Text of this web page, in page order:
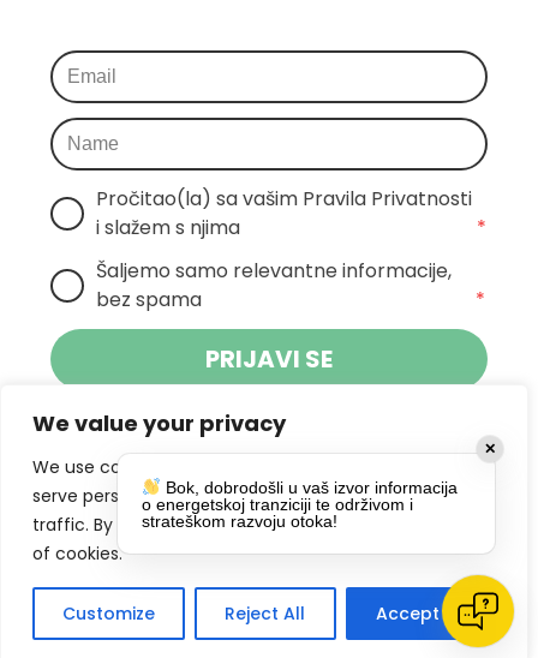
We value your privacy
We use cookies to enhance your browsing experience,
serve personalized ads or content, and analyze our
traffic. By clicking "Accept All", you consent to our use
of cookies.
Customize Reject All Accept All
Pročitao(la) sa vašim Pravila Privatnosti
i slažem s njima
*
Šaljemo samo relevantne informacije,
bez spama
*
PRIJAVI SE
Klikom na gumb dajete suglasnost za
primanje novosti Pokreta Otoka te se
slažete spolitikom privatnosti.
DRUŠTVENE MREŽE
✕
Bok, dobrodošli u vaš izvor informacija
o energetskoj tranziciji te održivom i
strateškom razvoju otoka!